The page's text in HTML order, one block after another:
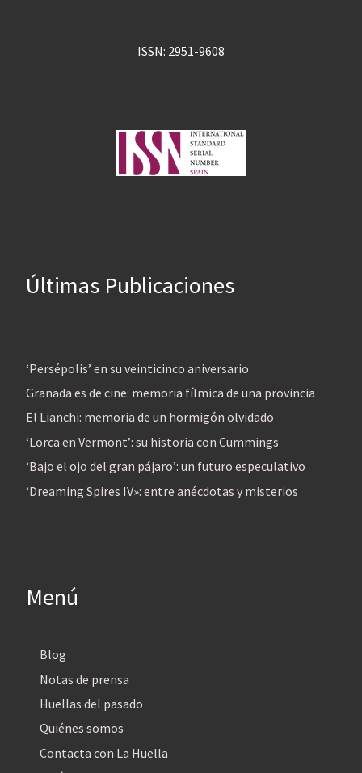
ISSN: 2951-9608
Últimas Publicaciones
‘Persépolis’ en su veinticinco aniversario
Granada es de cine: memoria fílmica de una provincia
El Lianchi: memoria de un hormigón olvidado
‘Lorca en Vermont’: su historia con Cummings
‘Bajo el ojo del gran pájaro’: un futuro especulativo
‘Dreaming Spires IV»: entre anécdotas y misterios
Menú
Blog
Notas de prensa
Huellas del pasado
Quiénes somos
Contacta con La Huella